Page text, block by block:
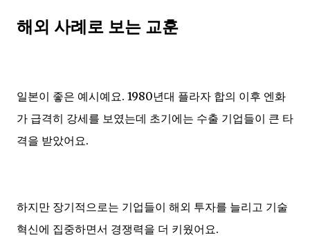
해외 사례로 보는 교훈
일본이 좋은 예시예요. 1980년대 플라자 합의 이후 엔화
가 급격히 강세를 보였는데 초기에는 수출 기업들이 큰 타
격을 받았어요.
하지만 장기적으로는 기업들이 해외 투자를 늘리고 기술
혁신에 집중하면서 경쟁력을 더 키웠어요.